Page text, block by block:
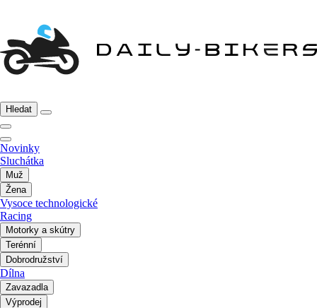
Hledat
Novinky
Sluchátka
Muž
Žena
Vysoce technologické
Racing
Motorky a skútry
Terénní
Dobrodružství
Dílna
Zavazadla
Výprodej